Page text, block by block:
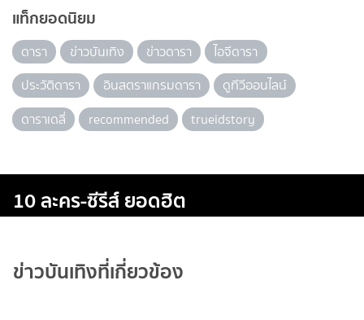
แท็กยอดนิยม
ดารา ข่าวบันเทิง ข่าวดารา
ไอจีดารา
ประวัติดารา
อินสตราแกรมดารา
ดูทีวีออนไลน์
ดาราเดลี่
recommended trueidstory
10 ละคร-ซีรีส์ ยอดฮิต
ข่าวบันเทิงที่เกี่ยวข้อง